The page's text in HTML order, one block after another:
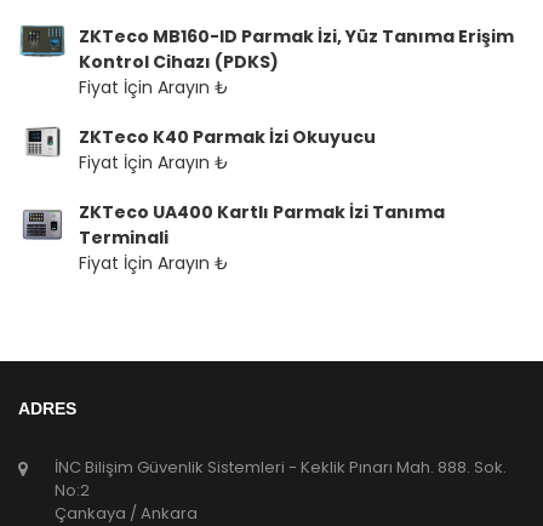
ZKTeco MB160-ID Parmak İzi, Yüz Tanıma Erişim
Kontrol Cihazı (PDKS)
Fiyat İçin Arayın ₺
ZKTeco K40 Parmak İzi Okuyucu
Fiyat İçin Arayın ₺
ZKTeco UA400 Kartlı Parmak İzi Tanıma
Terminali
Fiyat İçin Arayın ₺
ADRES
İNC Bilişim Güvenlik Sistemleri - Keklik Pınarı Mah. 888. Sok.
No:2
Çankaya / Ankara